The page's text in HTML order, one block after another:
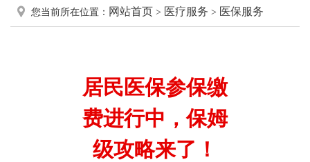
您当前所在位置： 网站首页 > 医疗服务 > 医保服务
居民医保参保缴
费进行中，保姆
级攻略来了！